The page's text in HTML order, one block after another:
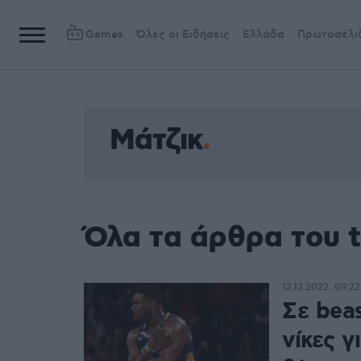
Games Όλες οι Ειδήσεις Ελλάδα
Μάτζικ
Όλα τα άρθρα του
Σε
νίκες
12.12.2022, 09:22